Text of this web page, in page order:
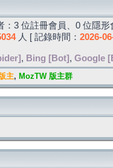
：3 位註冊會員、0 位隱
人 [ 記錄時間： 2026-
, Bing [Bot] , Google
主, MozTW 版主群